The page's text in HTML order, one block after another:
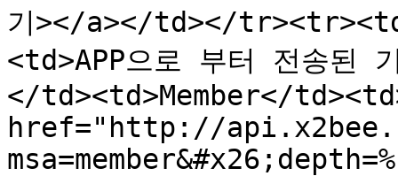
기></a></td></
<td>APP으로 부터 전송된
</td><td>Member</
href="http://